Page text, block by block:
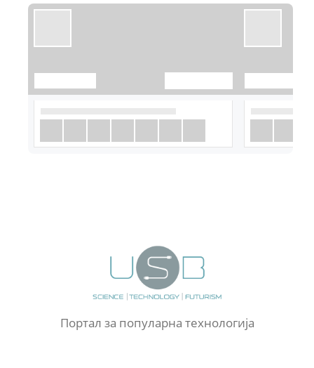
Портал за популарна технологија